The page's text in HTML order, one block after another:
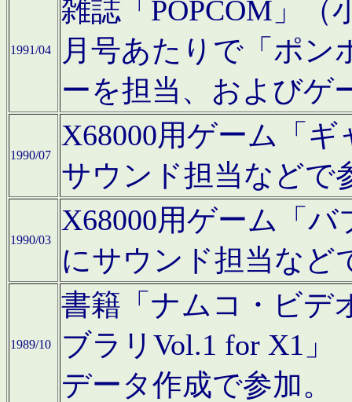
1991/04
雑誌「POPCOM」（
月号あたりで「ポン
ーを担当、およびゲ
1990/07
X68000用ゲーム「
サウンド担当などで
1990/03
X68000用ゲーム「
にサウンド担当など
1989/10
書籍「ナムコ・ビデ
ブラリVol.1 for X1」
データ作成で参加。